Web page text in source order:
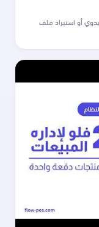
أو استيراد ملف